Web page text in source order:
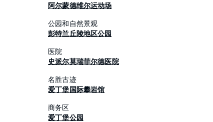
阿尔蒙德维尔运动场
公园和自然景观
彭特兰丘陵地区公园
医院
史派尔莫瑞菲尔德医院
名胜古迹
爱丁堡国际攀岩馆
商务区
爱丁堡公园